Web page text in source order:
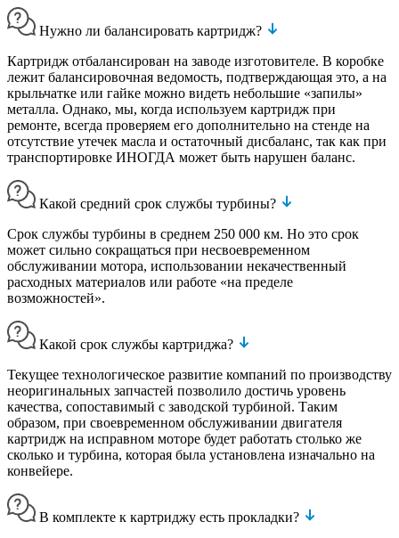
Нужно ли балансировать картридж?
Картридж отбалансирован на заводе изготовителе. В коробке
лежит балансировочная ведомость, подтверждающая это, а на
крыльчатке или гайке можно видеть небольшие «запилы»
металла. Однако, мы, когда используем картридж при
ремонте, всегда проверяем его дополнительно на стенде на
отсутствие утечек масла и остаточный дисбаланс, так как при
транспортировке ИНОГДА может быть нарушен баланс.
Какой средний срок службы турбины?
Срок службы турбины в среднем 250 000 км. Но это срок
может сильно сокращаться при несвоевременном
обслуживании мотора, использовании некачественный
расходных материалов или работе «на пределе
возможностей».
Какой срок службы картриджа?
Текущее технологическое развитие компаний по производству
неоригинальных запчастей позволило достичь уровень
качества, сопоставимый с заводской турбиной. Таким
образом, при своевременном обслуживании двигателя
картридж на исправном моторе будет работать столько же
сколько и турбина, которая была установлена изначально на
конвейере.
В комплекте к картриджу есть прокладки?